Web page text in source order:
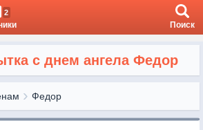
2
Поиск
с днем ангела Федор
Федор